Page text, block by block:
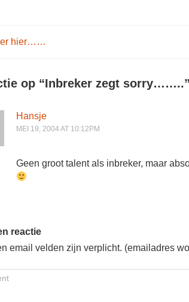
navigation
hier……
op “Inbreker zegt sorry……..”
Hansje
MEI 19, 2004 AT 10:12PM
Geen groot talent als inbreker, maar
reactie
email velden zijn verplicht. (emailadres